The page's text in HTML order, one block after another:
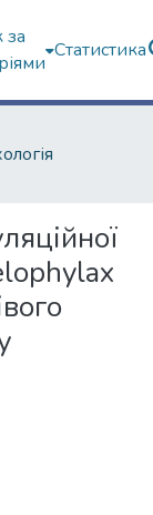
за
Статистика